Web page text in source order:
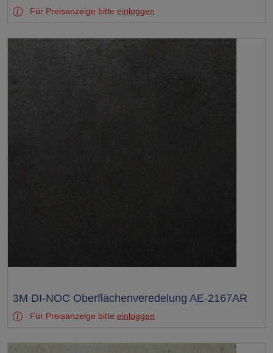
Für Preisanzeige bitte einloggen
Test
3M DI-NOC Oberflächenveredelung AE-2167AR
Für Preisanzeige bitte einloggen